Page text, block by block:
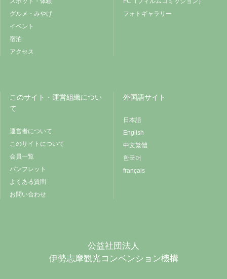
グルメ・みやげ
イベント
宿泊
アクセス
フォトギャラリー
このサイト・運営組織につい
て
運営者について
このサイトについて
会員一覧
パンフレット
よくある質問
お問い合わせ
外国語サイト
日本語
English
中文繁體
한국어
français
公益社団法人
伊勢志摩観光コンベンション機構